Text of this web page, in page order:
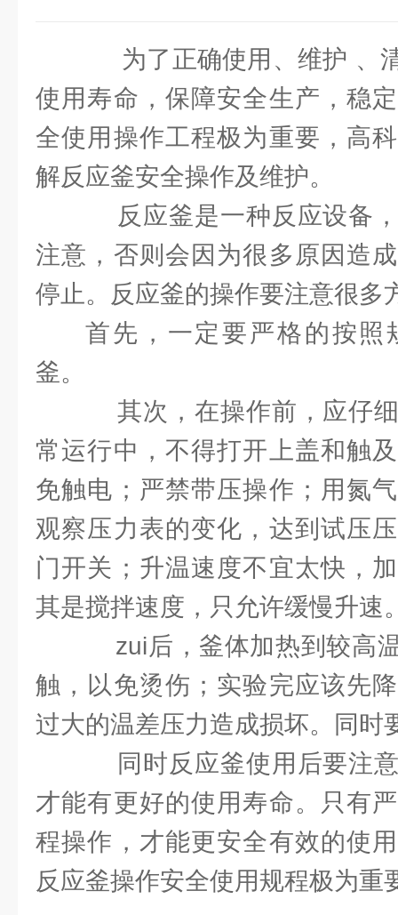
为了正确使用、维护 、
使用寿命，保障安全生产，稳
全使用操作工程极为重要，高
解反应釜安全操作及维护。
反应釜是一种反应设备
注意，否则会因为很多原因造
停止。反应釜的操作要注意很多
首先，一定要严格的按照
釜。
其次，在操作前，应仔
常运行中，不得打开上盖和触
免触电；严禁带压操作；用氮
观察压力表的变化，达到试压
门开关；升温速度不宜太快，
其是搅拌速度，只允许缓慢升速
zui后，釜体加热到较高
触，以免烫伤；实验完应该先
过大的温差压力造成损坏。同时
同时反应釜使用后要注
才能有更好的使用寿命。只有
程操作，才能更安全有效的使
反应釜操作安全使用规程极为重